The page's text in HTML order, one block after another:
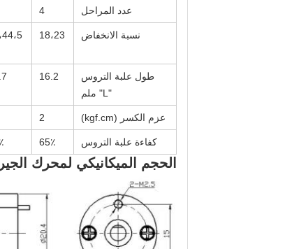
عدد المراحل 4
نسبة الانخفاض 18،23
طول علبة التروس
"L" ملم
16.2
عزم الكسر (kgf.cm) 2
كفاءة علبة التروس 65٪
الحجم الميكانيكي لمحرك